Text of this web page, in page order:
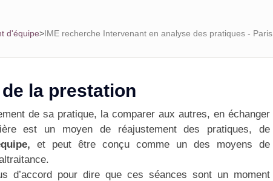
d'équipe>IME recherche Intervenant en analyse des pratiques - Paris
la prestation
de sa pratique, la comparer aux autres, en échanger
est un moyen de réajustement des pratiques, de
et peut être conçu comme un des moyens de
.
d’accord pour dire que ces séances sont un moment